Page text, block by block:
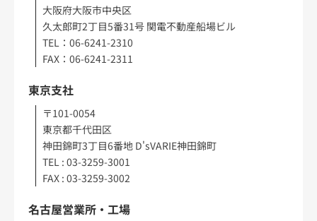
大阪府大阪市中央区
久太郎町2丁目5番31号 関電不動産船場ビル
TEL：06-6241-2310
FAX：06-6241-2311
東京支社
〒101-0054
東京都千代田区
神田錦町3丁目6番地 D'sVARIE神田錦町
TEL : 03-3259-3001
FAX : 03-3259-3002
名古屋営業所・工場